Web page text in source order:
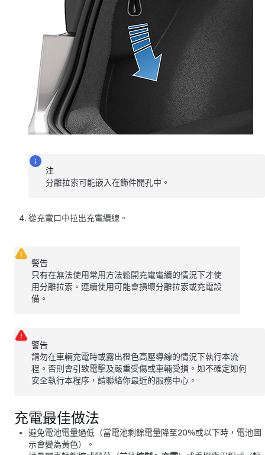
注
分離拉索可能嵌入在飾件開孔中。
從充電口中拉出充電纜線。
警告
只有在無法使用常用方法鬆開充電電纜的情況下才使
用分離拉索。連續使用可能會損壞分離拉索或充電設
備。
警告
請勿在車輛充電時或露出橙色高壓導線的情況下執行本流
程。否則會引致電擊及嚴重受傷或車輛受損。如不確定如何
安全執行本程序，請聯絡你最近的服務中心。
充電最佳做法
避免電池電量過低（當電池剩餘電量降至20%或以下時，電池圖
示會變為黃色）。